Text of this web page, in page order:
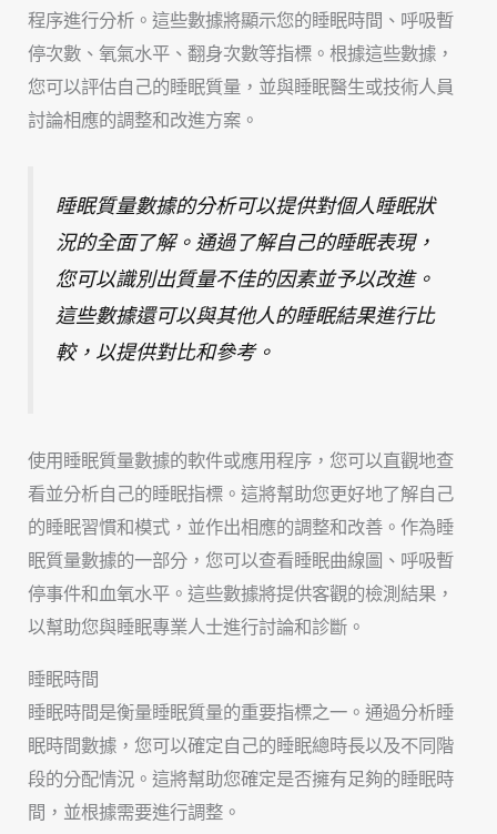
程序進行分析。這些數據將顯示您的睡眠時間、呼吸暫
停次數、氧氣水平、翻身次數等指標。根據這些數據，
您可以評估自己的睡眠質量，並與睡眠醫生或技術人員
討論相應的調整和改進方案。
睡眠質量數據的分析可以提供對個人睡眠狀
況的全面了解。通過了解自己的睡眠表現，
您可以識別出質量不佳的因素並予以改進。
這些數據還可以與其他人的睡眠結果進行比
較，以提供對比和參考。
使用睡眠質量數據的軟件或應用程序，您可以直觀地查
看並分析自己的睡眠指標。這將幫助您更好地了解自己
的睡眠習慣和模式，並作出相應的調整和改善。作為睡
眠質量數據的一部分，您可以查看睡眠曲線圖、呼吸暫
停事件和血氧水平。這些數據將提供客觀的檢測結果，
以幫助您與睡眠專業人士進行討論和診斷。
睡眠時間
睡眠時間是衡量睡眠質量的重要指標之一。通過分析睡
眠時間數據，您可以確定自己的睡眠總時長以及不同階
段的分配情況。這將幫助您確定是否擁有足夠的睡眠時
間，並根據需要進行調整。